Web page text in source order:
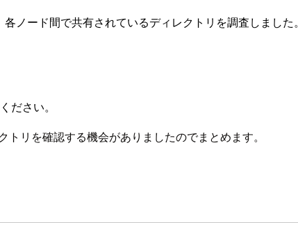
ノード間で共有されているディレクトリを調査しました。
ださい。
リを確認する機会がありましたのでまとめます。